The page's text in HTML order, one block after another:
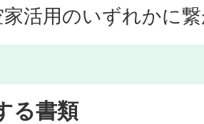
家活用のいずれかに
る書類